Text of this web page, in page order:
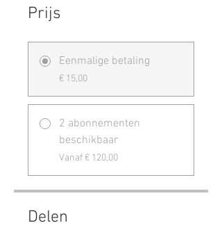
Prijs
Eenmalige betaling
€ 15,00
2 abonnementen
beschikbaar
Vanaf € 120,00
Delen